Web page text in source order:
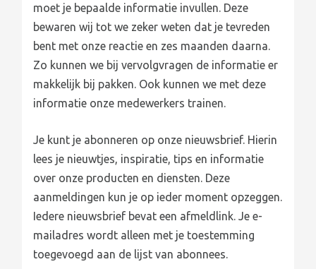
moet je bepaalde informatie invullen. Deze
bewaren wij tot we zeker weten dat je tevreden
bent met onze reactie en zes maanden daarna.
Zo kunnen we bij vervolgvragen de informatie er
makkelijk bij pakken. Ook kunnen we met deze
informatie onze medewerkers trainen.
Je kunt je abonneren op onze nieuwsbrief. Hierin
lees je nieuwtjes, inspiratie, tips en informatie
over onze producten en diensten. Deze
aanmeldingen kun je op ieder moment opzeggen.
Iedere nieuwsbrief bevat een afmeldlink. Je e-
mailadres wordt alleen met je toestemming
toegevoegd aan de lijst van abonnees.